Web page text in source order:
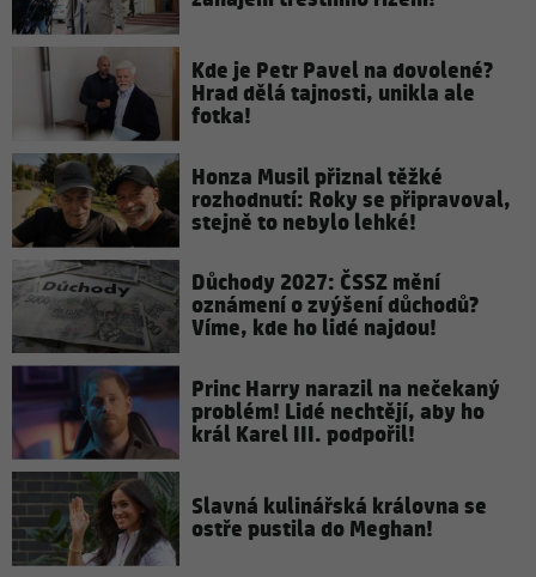
Kde je Petr Pavel na dovolené?
Hrad dělá tajnosti, unikla ale
fotka!
Honza Musil přiznal těžké
rozhodnutí: Roky se připravoval,
stejně to nebylo lehké!
Důchody 2027: ČSSZ mění
oznámení o zvýšení důchodů?
Víme, kde ho lidé najdou!
Princ Harry narazil na nečekaný
problém! Lidé nechtějí, aby ho
král Karel III. podpořil!
Slavná kulinářská královna se
ostře pustila do Meghan!